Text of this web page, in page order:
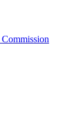
Commission